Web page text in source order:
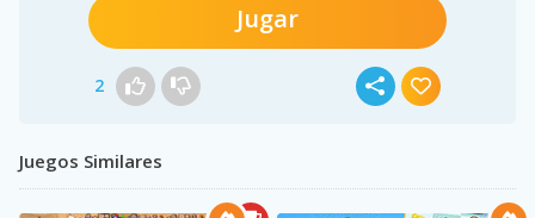
Jugar
2
Juegos Similares